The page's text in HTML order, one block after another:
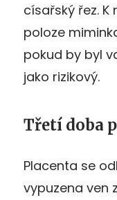
císařský řez. K
poloze
pokud by byl
jako rizikový.
Třetí doba
Placenta se
vypuzena ven